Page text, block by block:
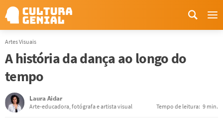
Artes Visuais
A história da dança ao longo do
tempo
Laura Aidar
Arte-educadora, fotógrafa e artista visual Tempo de leitura: 9 min.